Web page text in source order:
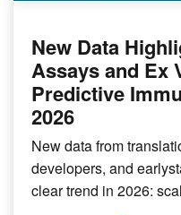
New Data
Assays and Ex
Predictive
2026
New data from
developers, and
clear trend in 2026: